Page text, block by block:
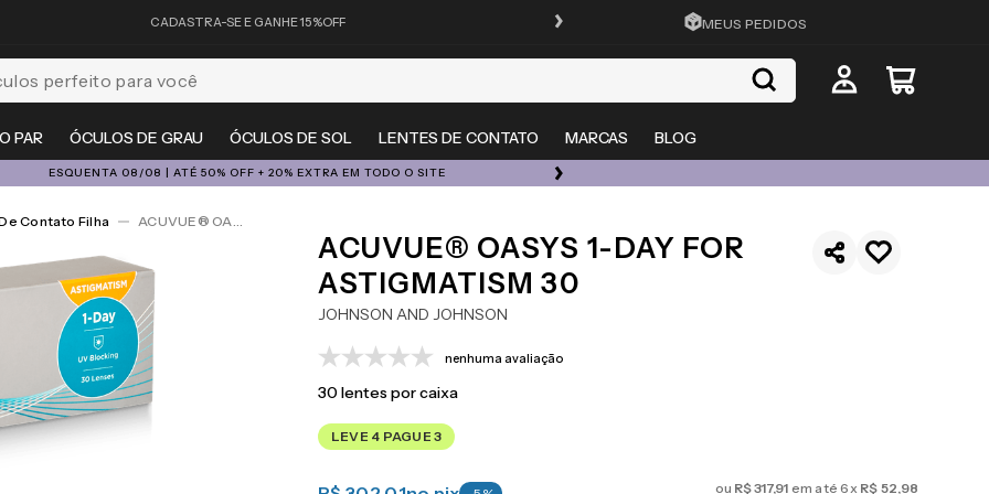
CADASTRA-SE E GANHE 15%OFF FRETE GRÁTIS EM TODO O SITE
MEUS PEDIDOS
PAR ÓCULOS DE GRAU ÓCULOS DE SOL LENTES DE CONTATO MARCAS BLOG
para você
ESQUENTA 08/08 | ATÉ 50% OFF + 20% EXTRA EM TODO O SITE ÓCULOS DE GRAU, SOL E LENTES COM ATÉ 50% OFF + 20% EXTRA
Contato Filha ACUVUE® OASYS 1-Day For Astigmatism 30
ACUVUE® OASYS 1-DAY FOR
ASTIGMATISM 30
JOHNSON AND JOHNSON
nenhuma avaliação
30lentes por caixa
LEVE 4 PAGUE 3
ou R$317,91 em até6x R$ 52,98